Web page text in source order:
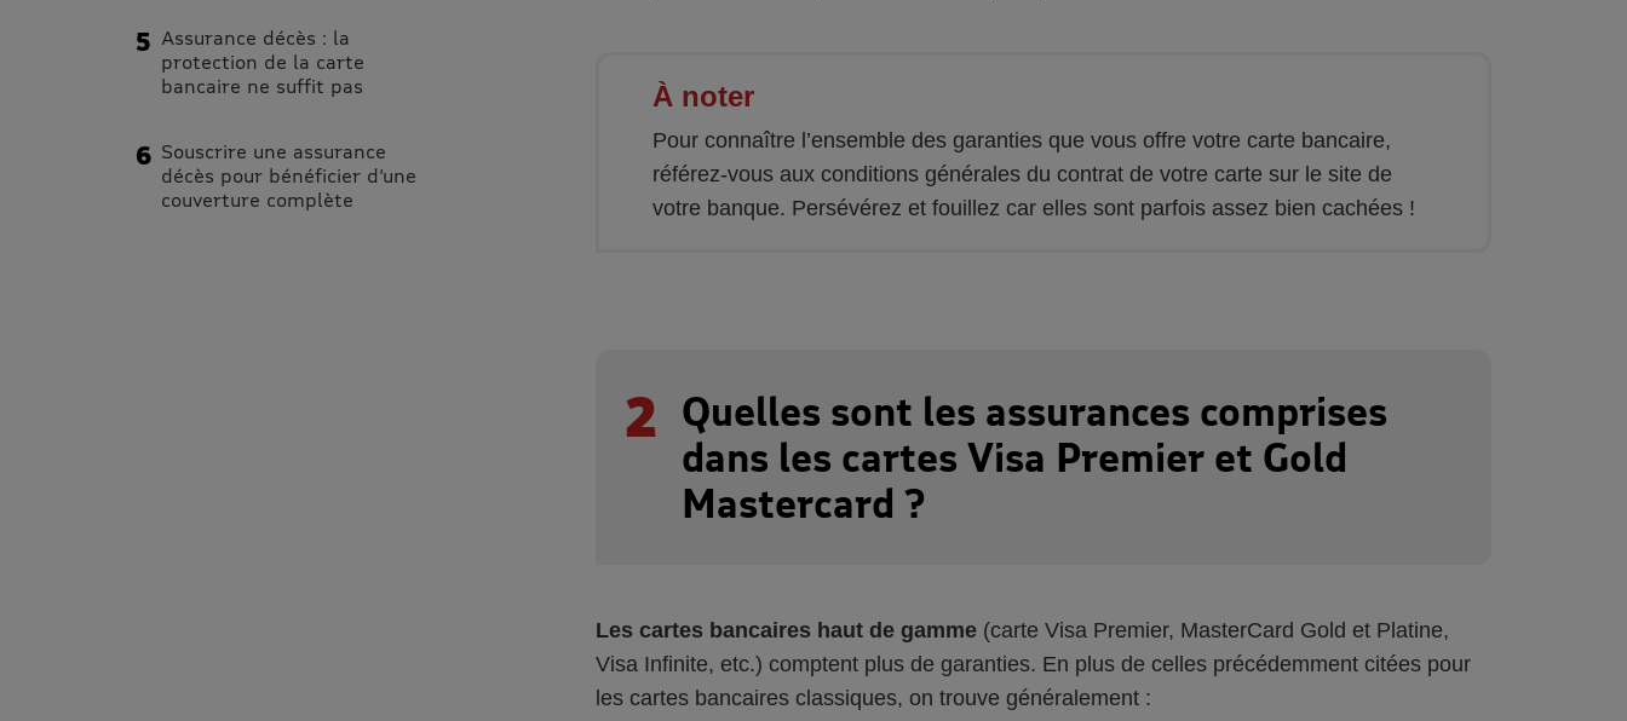
Assurance décès : la
protection de la carte
bancaire ne suffit pas
Souscrire une assurance
décès pour bénéficier d’une
couverture complète
À noter
Pour connaître l’ensemble des garanties que vous offre votre carte bancaire,
référez-vous aux conditions générales du contrat de votre carte sur le site de
votre banque. Persévérez et fouillez car elles sont parfois assez bien cachées !
2 Quelles sont les assurances comprises
dans les cartes Visa Premier et Gold
Mastercard ?
Les cartes bancaires haut de gamme (carte Visa Premier, MasterCard Gold et Platine,
Visa Infinite, etc.) comptent plus de garanties. En plus de celles précédemment citées pour
les cartes bancaires classiques, on trouve généralement :